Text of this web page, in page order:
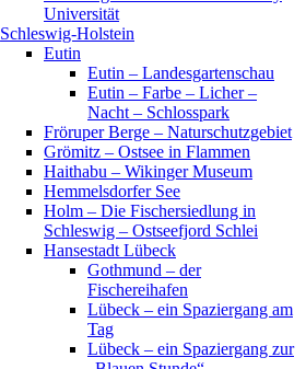
Universität
Schleswig-Holstein
Eutin
Eutin – Landesgartenschau
Eutin – Farbe – Licher –
Nacht – Schlosspark
Fröruper Berge – Naturschutzgebiet
Grömitz – Ostsee in Flammen
Haithabu – Wikinger Museum
Hemmelsdorfer See
Holm – Die Fischersiedlung in
Schleswig – Ostseefjord Schlei
Hansestadt Lübeck
Gothmund – der
Fischereihafen
Lübeck – ein Spaziergang am
Tag
Lübeck – ein Spaziergang zur